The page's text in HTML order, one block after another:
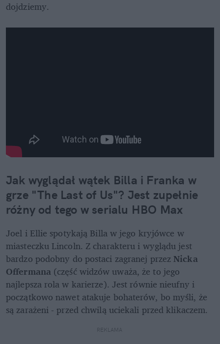
dojdziemy.
Jak wyglądał wątek Billa i Franka w
grze "The Last of Us"? Jest zupełnie
różny od tego w serialu HBO Max
Joel i Ellie spotykają Billa w jego kryjówce w
miasteczku Lincoln. Z charakteru i wyglądu jest
bardzo podobny do postaci zagranej przez Nicka
Offermana (część widzów uważa, że to jego
najlepsza rola w karierze). Jest równie nieufny i
początkowo nawet atakuje bohaterów, bo myśli, że
są zarażeni - przed chwilą uciekali przed klikaczem.
REKLAMA